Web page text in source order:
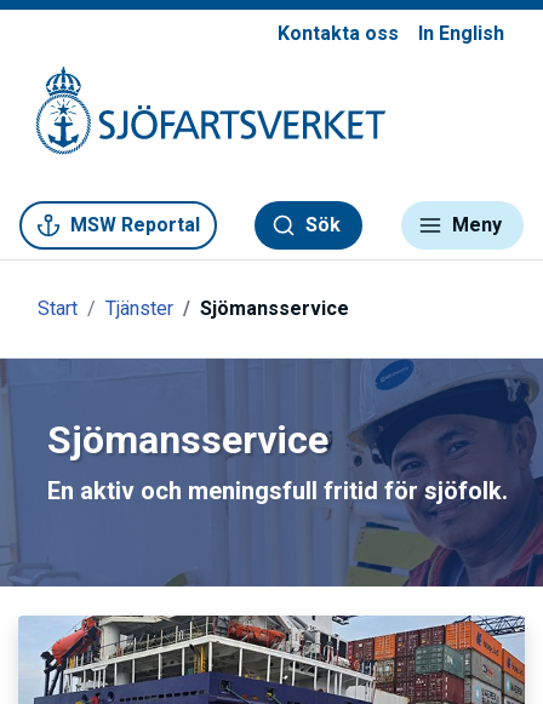
Kontakta oss In English
MSW Reportal Sök Meny
Start Tjänster Sjömansservice
Sjömansservice
En aktiv och meningsfull fritid för sjöfolk.